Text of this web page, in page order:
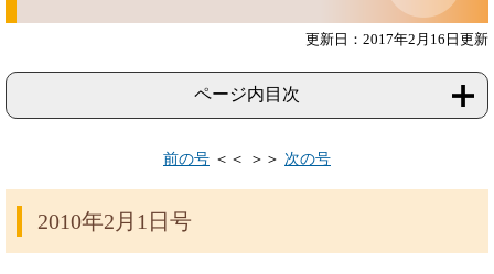
更新日：2017年2月16日更新
ページ内目次
前の号 ＜＜ ＞＞ 次の号
2010年2月1日号